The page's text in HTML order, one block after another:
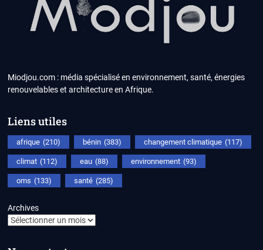
Miodjou.com : média spécialisé en environnement, santé, énergies
renouvelables et architecture en Afrique.
Liens utiles
afrique (210) bénin (383) changement climatique (117)
climat (112) eau (88) environnement (93)
oms (133) santé (285)
Archives